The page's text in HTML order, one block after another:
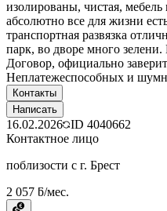
изолированы, чистая,
абсолютно все для жизни
транспортная развязка
парк, во дворе много зелени.
Договор, официально
Неплатежеспособных и
Контакты
Написать
16.02.2026 ID 4040662
Контактное лицо
поблизости с г. Брест
2 057 ƃ/мес.